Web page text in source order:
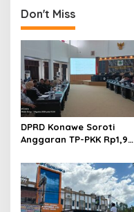
g
a
s
i
p
o
s
Don't Miss
DPRD Konawe Soroti
Anggaran TP-PKK Rp1,9
untuk Perjalanan Dinas